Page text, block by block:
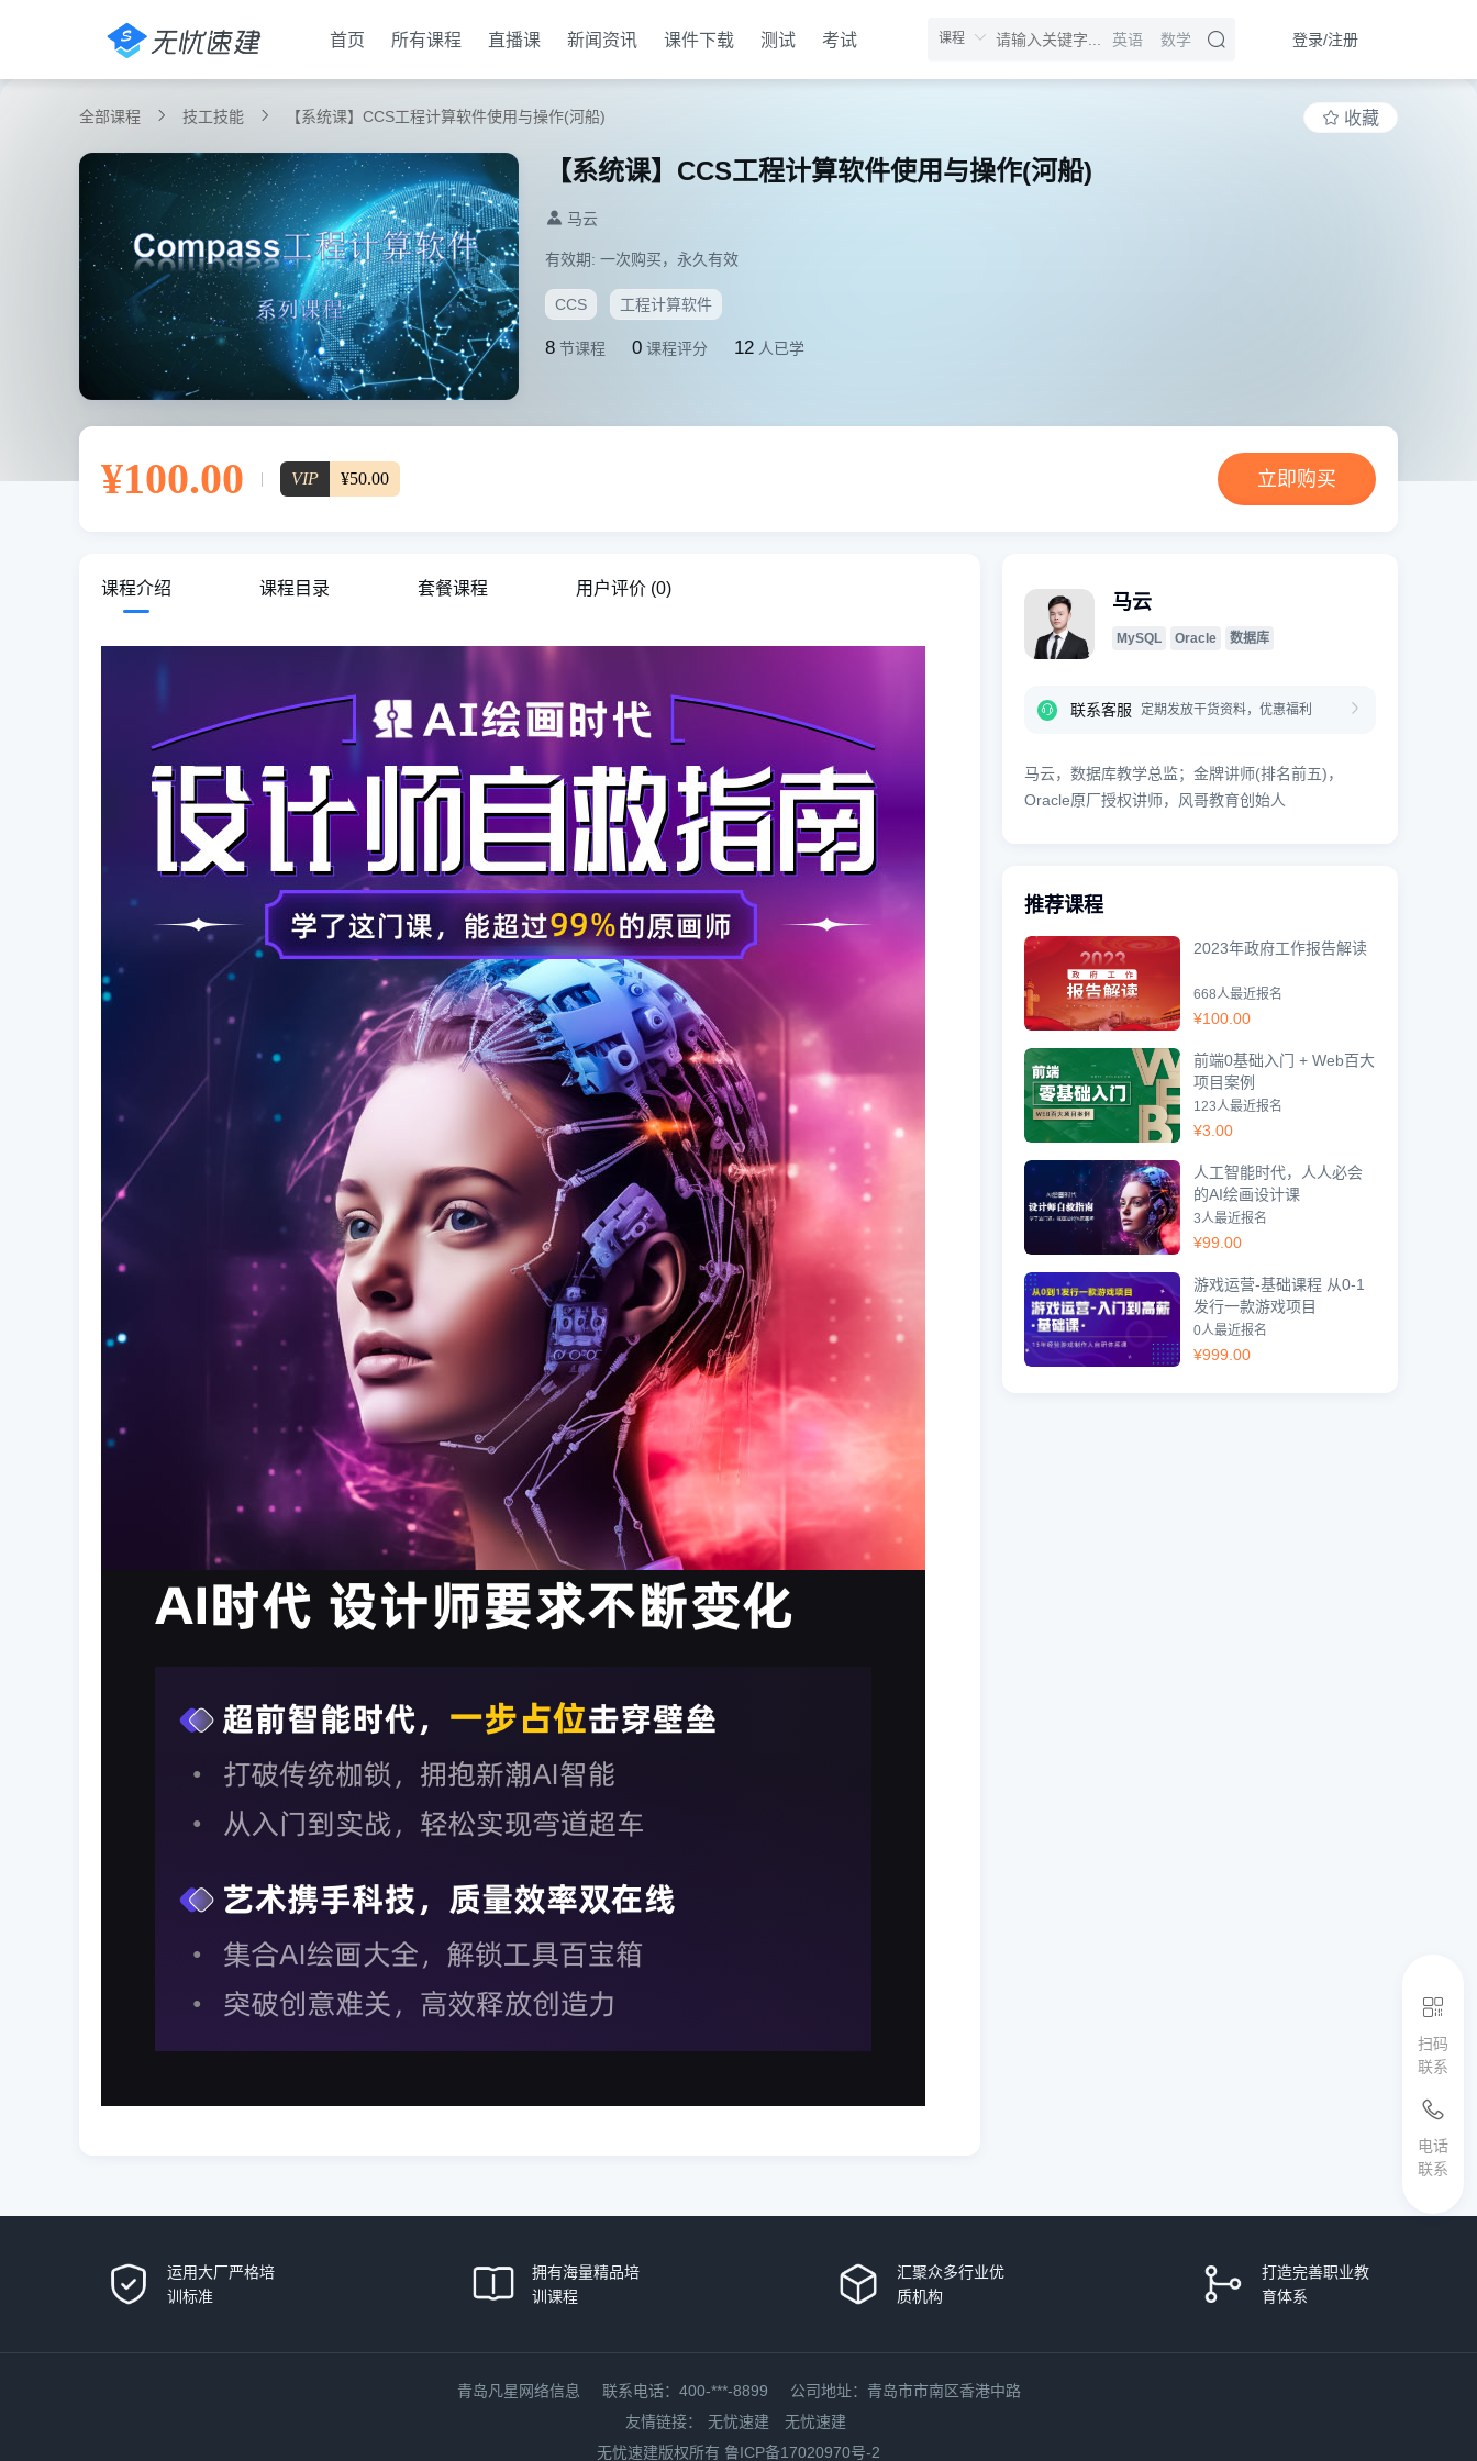
首页 所有课程 直播课 新闻资讯 课件下载 测试 考试 英语 数学 登录/注册
全部课程 技工技能 【系统课】CCS工程计算软件使用与操作(河船) 收藏
【系统课】CCS工程计算软件使用与操作(河船)
马云
有效期: 一次购买，永久有效
CCS 工程计算软件
8 节课程 0 课程评分 12 人已学
¥100.00 VIP ¥50.00 立即购买
课程介绍 课程目录 套餐课程 用户评价 (0)
马云
MySQL Oracle 数据库
联系客服 定期发放干货资料，优惠福利
马云，数据库教学总监；金牌讲师(排名前五)，
Oracle原厂授权讲师，风哥教育创始人
推荐课程
2023年政府工作报告解读
¥100.00
668人最近报名
前端0基础入门 + Web百大
项目案例
¥3.00
123人最近报名
人工智能时代，人人必会
的AI绘画设计课
¥99.00
3人最近报名
游戏运营-基础课程 从0-1
发行一款游戏项目
¥999.00
0人最近报名
运用大厂严格培
训标准
拥有海量精品培
训课程
汇聚众多行业优
质机构
打造完善职业教
育体系
青岛凡星网络信息 联系电话：400-***-8899
公司地址：青岛市市南区香港中路
友情链接：
无忧速建
无忧速建
无忧速建版权所有 鲁ICP备17020970号-2
扫码
联系
电话
联系